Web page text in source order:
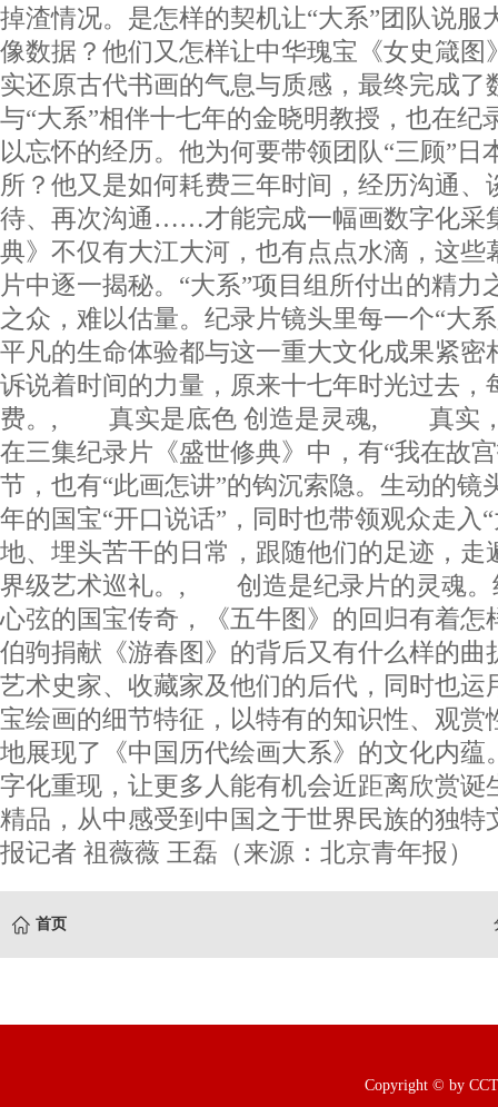
掉渣情况。是怎样的契机让“大系”团队说服
像数据？他们又怎样让中华瑰宝《女史箴图
实还原古代书画的气息与质感，最终完
与“大系”相伴十七年的金晓明教授，也在纪
以忘怀的经历。他为何要带领团队“三顾”日
所？他又是如何耗费三年时间，经历沟通、
待、再次沟通……才能完成一幅画数字化
典》不仅有大江大河，也有点点水滴，这些
片中逐一揭秘。“大系”项目组所付出的精力
之众，难以估量。纪录片镜头里每一个“大
平凡的生命体验都与这一重大文化成果紧密
诉说着时间的力量，原来十七年时光过去，
费。, 真实是底色 创造是灵魂, 真实，
在三集纪录片《盛世修典》中，有“我在故
节，也有“此画怎讲”的钩沉索隐。生动的镜
年的国宝“开口说话”，同时也带领观众走入
地、埋头苦干的日常，跟随他们的足迹，走
界级艺术巡礼。, 创造是纪录片的灵魂。
心弦的国宝传奇，《五牛图》的回归有着怎
伯驹捐献《游春图》的背后又有什么样的曲
艺术史家、收藏家及他们的后代，同时也运
宝绘画的细节特征，以特有的知识性、观赏
地展现了《中国历代绘画大系》的文化内蕴
字化重现，让更多人能有机会近距离欣赏诞
精品，从中感受到中国之于世界民族的
报记者 祖薇薇 王磊（来源：北京青年报）
首页
Copyright © by